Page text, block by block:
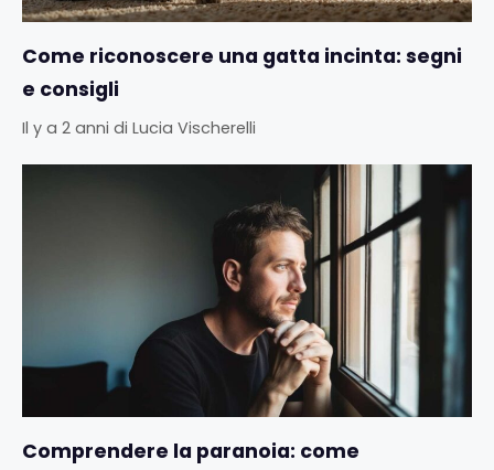
Come riconoscere una gatta incinta: segni
e consigli
Il y a 2 anni di Lucia Vischerelli
Comprendere la paranoia: come